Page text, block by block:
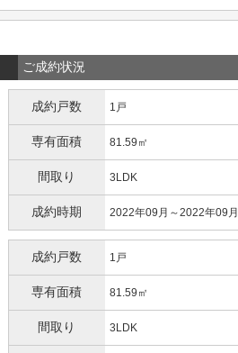
ご成約状況
成約戸数 1戸
専有面積 81.59㎡
間取り 3LDK
成約時期 2022年09月～2022年09月
成約戸数 1戸
専有面積 81.59㎡
間取り 3LDK